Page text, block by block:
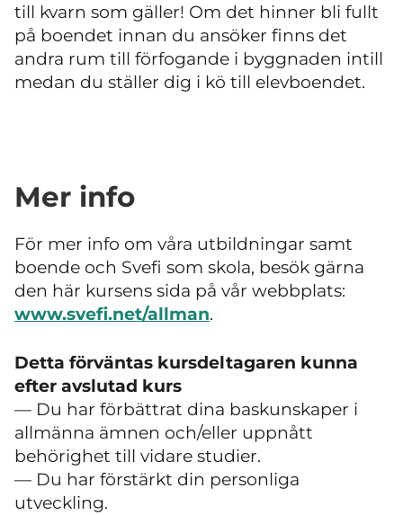
till kvarn som gäller! Om det hinner bli fullt
på boendet innan du ansöker finns det
andra rum till förfogande i byggnaden intill
medan du ställer dig i kö till elevboendet.
Mer info
För mer info om våra utbildningar samt
boende och Svefi som skola, besök gärna
den här kursens sida på vår webbplats:
www.svefi.net/allman.
Detta förväntas kursdeltagaren kunna
efter avslutad kurs
— Du har förbättrat dina baskunskaper i
allmänna ämnen och/eller uppnått
behörighet till vidare studier.
— Du har förstärkt din personliga
utveckling.